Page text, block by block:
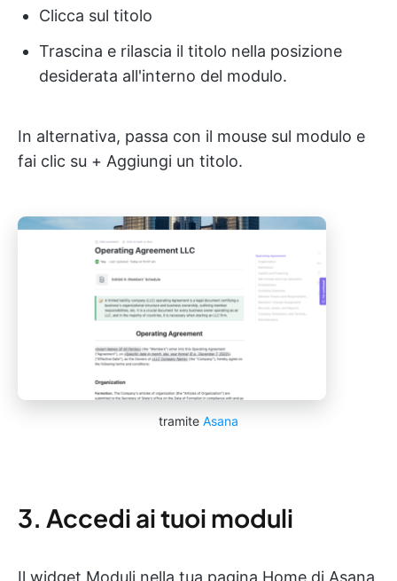
Clicca sul titolo
Trascina e rilascia il titolo nella posizione
desiderata all'interno del modulo.
In alternativa, passa con il mouse sul modulo e
fai clic su + Aggiungi un titolo.
tramite Asana
3. Accedi ai tuoi moduli
Il widget Moduli nella tua pagina Home di Asana